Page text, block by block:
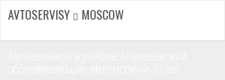
AVTOSERVISY MOSCOW